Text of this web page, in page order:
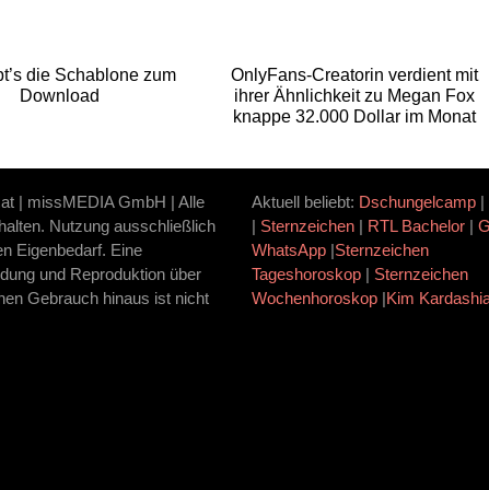
die Schablone zum
Download
OnlyFans-Creatorin verdient mit
ihrer Ähnlichkeit zu Megan Fox
knappe 32.000 Dollar im Monat
| missMEDIA GmbH | Alle
Nutzung ausschließlich
Eigenbedarf. Eine
und Reproduktion über
Gebrauch hinaus ist nicht
Aktuell beliebt: Dschungelcamp|
| Sternzeichen| RTL Bachelor|
WhatsApp|Sternzeichen
Tageshoroskop| Sternzeichen
Wochenhoroskop|Kim